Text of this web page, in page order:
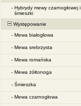
- Hybrydy mewy czarnogłowej i
śmieszki
Występowanie
- Mewa białogłowa
- Mewa srebrzysta
- Mewa romańska
- Mewa żółtonoga
- Śmieszka
- Mewa czarnogłowa